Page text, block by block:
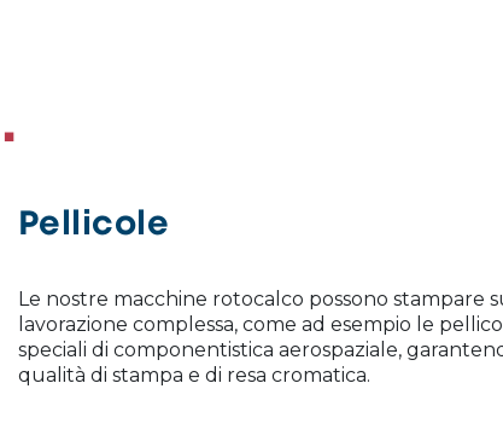
Pellicole
Le nostre macchine rotocalco possono stampare
lavorazione complessa, come ad esempio le
speciali di componentistica aerospaziale,
qualità di stampa e di resa cromatica.